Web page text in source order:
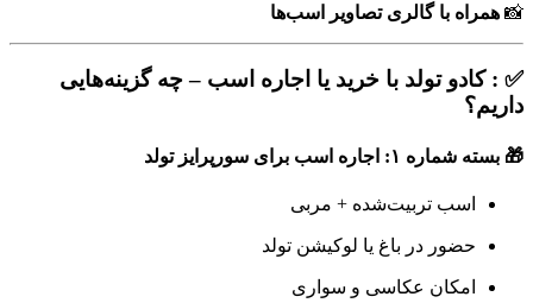
📸 همراه با گالری تصاویر اسب‌ها
✅ : کادو تولد با خرید یا اجاره اسب – چه گزینه‌هایی
داریم؟
🎁 بسته شماره ۱: اجاره اسب برای سورپرایز تولد
اسب تربیت‌شده + مربی
حضور در باغ یا لوکیشن تولد
امکان عکاسی و سواری